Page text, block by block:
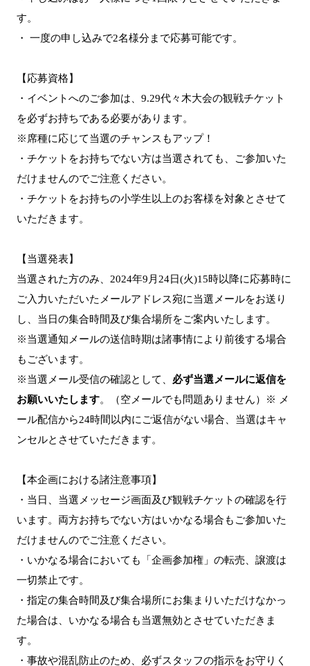
す。
・ 一度の申し込みで2名様分まで応募可能です。
【応募資格】
・イベントへのご参加は、9.29代々木大会の観戦チケット
を必ずお持ちである必要があります。
※席種に応じて当選のチャンスもアップ！
・チケットをお持ちでない方は当選されても、ご参加いた
だけませんのでご注意ください。
・チケットをお持ちの小学生以上のお客様を対象とさせて
いただきます。
【当選発表】
当選された方のみ、2024年9月24日(火)15時以降に応募時に
ご入力いただいたメールアドレス宛に当選メールをお送り
し、当日の集合時間及び集合場所をご案内いたします。
※当選通知メールの送信時期は諸事情により前後する場合
もございます。
※当選メール受信の確認として、 必ず当選メールに返信を
お願いいたします。（空メールでも問題ありません）※ メ
ール配信から24時間以内にご返信がない場合、当選はキャ
ンセルとさせていただきます。
【本企画における諸注意事項】
・当日、当選メッセージ画面及び観戦チケットの確認を行
います。両方お持ちでない方はいかなる場合もご参加いた
だけませんのでご注意ください。
・いかなる場合においても「企画参加権」の転売、譲渡は
一切禁止です。
・指定の集合時間及び集合場所にお集まりいただけなかっ
た場合は、いかなる場合も当選無効とさせていただきま
す。
・事故や混乱防止のため、必ずスタッフの指示をお守りく